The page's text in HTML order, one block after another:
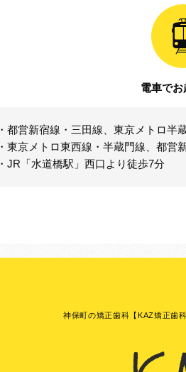
電車で
・都営新宿線・三田線、東京メトロ半
・東京メトロ東西線・半蔵門線、都営
・JR「水道橋駅」西口より徒歩7分
神保町の矯正歯科【KAZ矯正歯